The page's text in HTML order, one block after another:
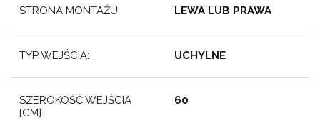
STRONA MONTAŻU: LEWA LUB PRAWA
TYP WEJŚCIA: UCHYLNE
SZEROKOŚĆ WEJŚCIA
[CM]:
60